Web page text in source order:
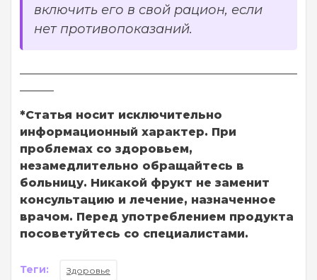
включить его в свой рацион, если
нет противопоказаний.
*Статья носит исключительно
информационный характер. При
проблемах со здоровьем,
незамедлительно обращайтесь в
больницу. Никакой фрукт не заменит
консультацию и лечение, назначенное
врачом. Перед употреблением продукта
посоветуйтесь со специалистами.
Теги: Здоровье